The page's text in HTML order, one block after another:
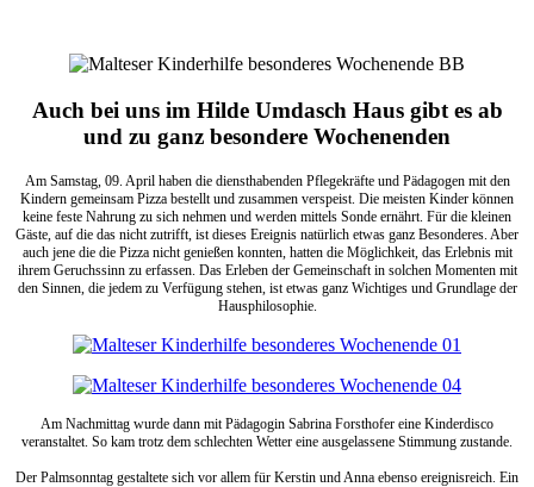
Auch bei uns im Hilde Umdasch Haus gibt es ab
und zu ganz besondere Wochenenden
Am Samstag, 09. April haben die diensthabenden Pflegekräfte und Pädagogen mit den
Kindern gemeinsam Pizza bestellt und zusammen verspeist. Die meisten Kinder können
keine feste Nahrung zu sich nehmen und werden mittels Sonde ernährt. Für die kleinen
Gäste, auf die das nicht zutrifft, ist dieses Ereignis natürlich etwas ganz Besonderes. Aber
auch jene die die Pizza nicht genießen konnten, hatten die Möglichkeit, das Erlebnis mit
ihrem Geruchssinn zu erfassen. Das Erleben der Gemeinschaft in solchen Momenten mit
den Sinnen, die jedem zu Verfügung stehen, ist etwas ganz Wichtiges und Grundlage der
Hausphilosophie.
Am Nachmittag wurde dann mit Pädagogin Sabrina Forsthofer eine Kinderdisco
veranstaltet. So kam trotz dem schlechten Wetter eine ausgelassene Stimmung zustande.
Der Palmsonntag gestaltete sich vor allem für Kerstin und Anna ebenso ereignisreich. Ein